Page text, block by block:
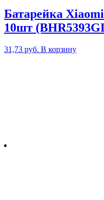
Батарейка
10шт
31,73 руб. В корзину